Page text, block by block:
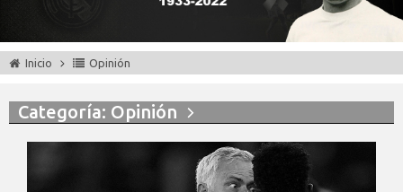
Inicio Opinión
Categoría: Opinión